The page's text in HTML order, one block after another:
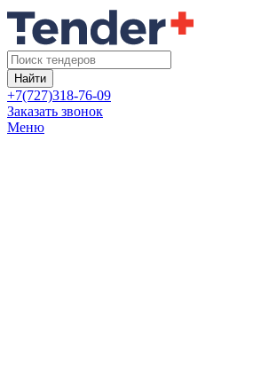
Найти
+7(727)318-76-09
Заказать звонок
Меню